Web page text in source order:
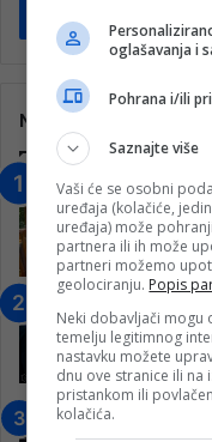
Pročitaj više
Najčitanije
–
25
15.
7.
oglašavanja i
Pohrana i/ili
Saznajte više
Vaši će se osobni
uređaja (kolačiće,
uređaja) može
partnera ili ih može
partneri možemo
geolociranju. Popis
Neki dobavljači mogu
temelju legitimnog
nastavku možete
dnu ove stranice ili na
pristankom ili
kolačića.